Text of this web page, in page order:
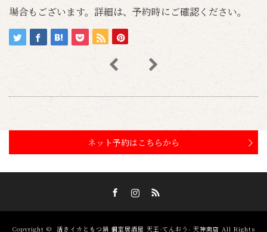
場合もございます。詳細は、予約時にご確認ください。
ネット予約はこちらから
Copyright © 活きイカともつ鍋 個室居酒屋 天王-てんおう- 天神南店 All Rights